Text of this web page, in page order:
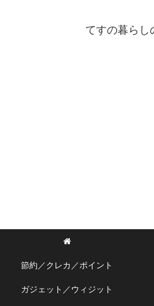
てすの暮らし
節約／クレカ／ポイント
ガジェット／ウィジット